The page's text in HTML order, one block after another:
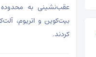
بیت‌کوین و اتریوم،
کردند.